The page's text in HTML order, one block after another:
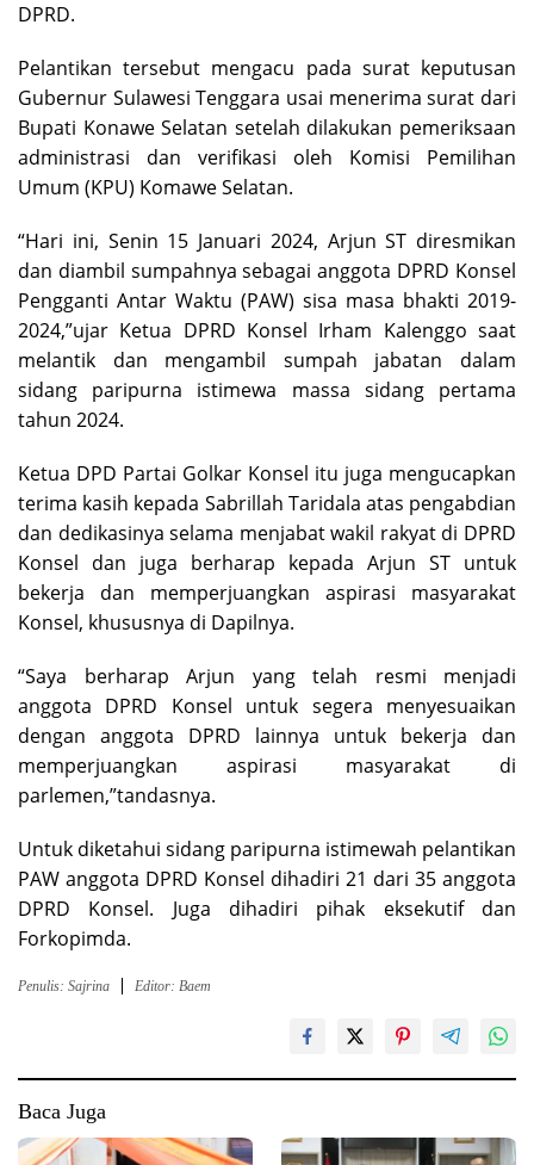
DPRD.
Pelantikan tersebut mengacu pada surat keputusan
Gubernur Sulawesi Tenggara usai menerima surat dari
Bupati Konawe Selatan setelah dilakukan pemeriksaan
administrasi dan verifikasi oleh Komisi Pemilihan
Umum (KPU) Komawe Selatan.
“Hari ini, Senin 15 Januari 2024, Arjun ST diresmikan
dan diambil sumpahnya sebagai anggota DPRD Konsel
Pengganti Antar Waktu (PAW) sisa masa bhakti 2019-
2024,”ujar Ketua DPRD Konsel Irham Kalenggo saat
melantik dan mengambil sumpah jabatan dalam
sidang paripurna istimewa massa sidang pertama
tahun 2024.
Ketua DPD Partai Golkar Konsel itu juga mengucapkan
terima kasih kepada Sabrillah Taridala atas pengabdian
dan dedikasinya selama menjabat wakil rakyat di DPRD
Konsel dan juga berharap kepada Arjun ST untuk
bekerja dan memperjuangkan aspirasi masyarakat
Konsel, khususnya di Dapilnya.
“Saya berharap Arjun yang telah resmi menjadi
anggota DPRD Konsel untuk segera menyesuaikan
dengan anggota DPRD lainnya untuk bekerja dan
memperjuangkan aspirasi masyarakat di
parlemen,”tandasnya.
Untuk diketahui sidang paripurna istimewah pelantikan
PAW anggota DPRD Konsel dihadiri 21 dari 35 anggota
DPRD Konsel. Juga dihadiri pihak eksekutif dan
Forkopimda.
Penulis: Sajrina Editor: Baem
Baca Juga